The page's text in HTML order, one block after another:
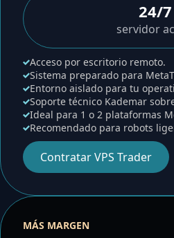
24/7
servidor
Acceso por escritorio remoto.
Sistema preparado para
Entorno aislado para tu
Soporte técnico Kademar
Ideal para 1 o 2 plataformas
Recomendado para robots
Contratar VPS Trader
MÁS MARGEN